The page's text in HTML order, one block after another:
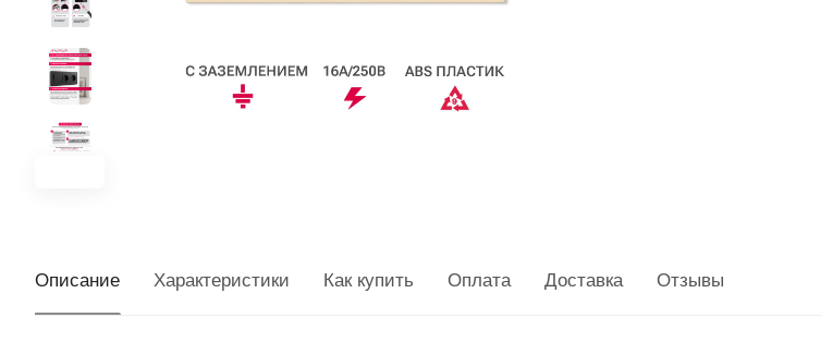
Описание Характеристики Как купить Оплата Доставка Отзывы